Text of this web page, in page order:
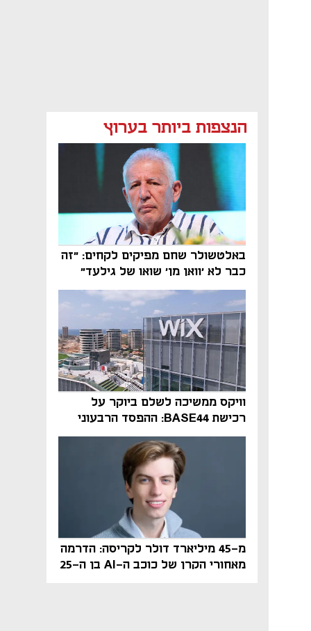
הנצפות ביותר בערוץ
באלטשולר שחם מפיקים לקחים: "זה
כבר לא 'וואן מן' שואו של גילעד"
וויקס ממשיכה לשלם ביוקר על
רכישת BASE44: ההפסד הרבעוני
זינק ל-76 מיליון דולר
מ-45 מיליארד דולר לקריסה: הדרמה
מאחורי הקרן של כוכב ה-AI בן ה-25